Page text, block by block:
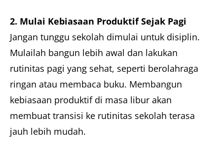
2. Mulai Kebiasaan Produktif Sejak Pagi
Jangan tunggu sekolah dimulai untuk disiplin.
Mulailah bangun lebih awal dan lakukan
rutinitas pagi yang sehat, seperti berolahraga
ringan atau membaca buku. Membangun
kebiasaan produktif di masa libur akan
membuat transisi ke rutinitas sekolah terasa
jauh lebih mudah.